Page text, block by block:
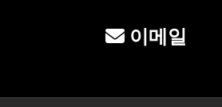
이메일